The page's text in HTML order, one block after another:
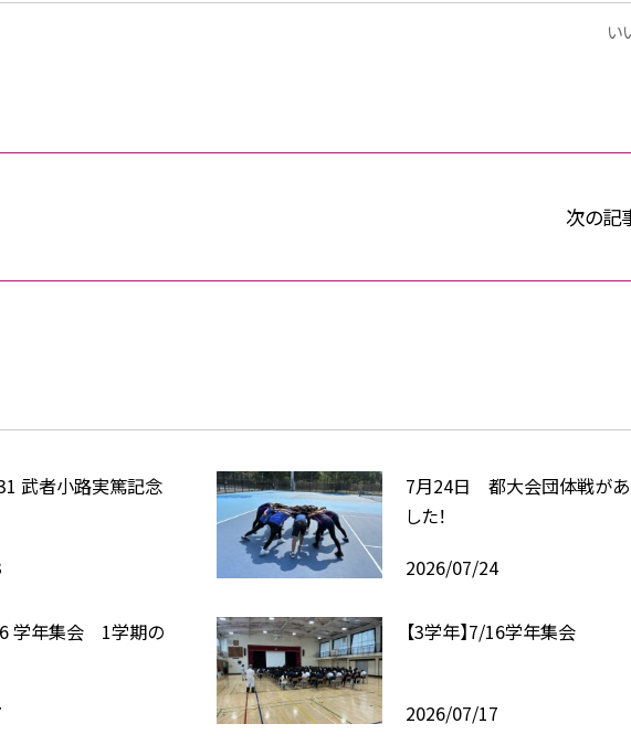
い
次の記
31 武者小路実篤記念
7月24日 都大会団体戦があ
した！
2026/07/24
学年集会 1学期の
【3学年】7/16学年集会
2026/07/17